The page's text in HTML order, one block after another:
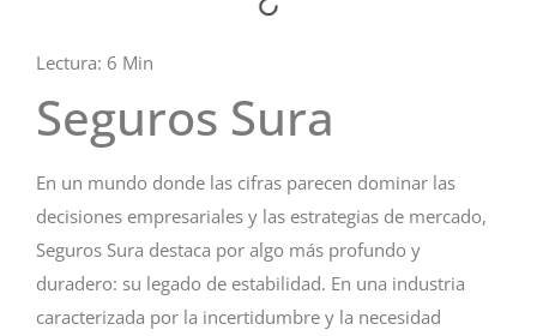
Lectura: 6 Min
Seguros Sura
En un mundo donde las cifras parecen dominar las
decisiones empresariales y las estrategias de mercado,
Seguros Sura destaca por algo más profundo y
duradero: su legado de estabilidad. En una industria
caracterizada por la incertidumbre y la necesidad